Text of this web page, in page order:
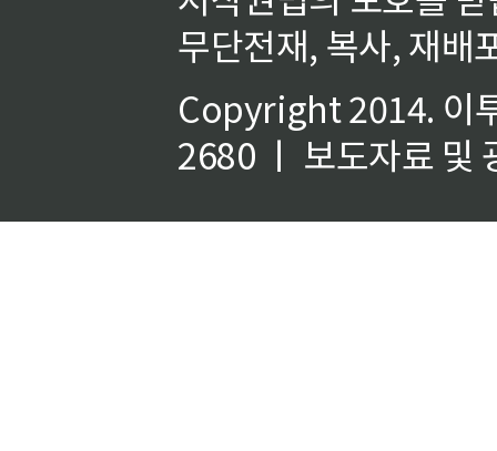
무단전재, 복사, 재배
Copyright 2014. 이
2680 ㅣ 보도자료